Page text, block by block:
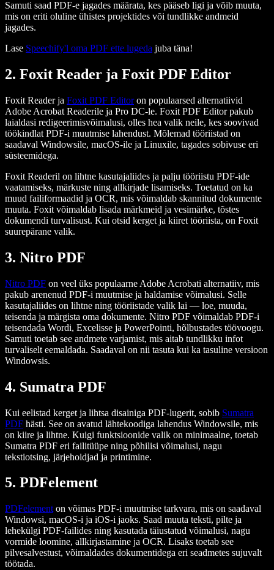
Samuti saad PDF-e jagades määrata, kes pääseb ligi ja võib muuta,
mis on eriti oluline ühistes projektides või tundlikke andmeid
jagades.
Lase Speechify'l oma PDF ette lugeda juba täna!
2. Foxit Reader ja Foxit PDF Editor
Foxit Reader ja Foxit PDF Editoron populaarsed alternatiivid
Adobe Acrobat Readerile ja Pro DC-le. Foxit PDF Editor pakub
laialdasi redigeerimisvõimalusi, olles hea valik neile, kes soovivad
töökindlat PDF-i muutmise lahendust. Mõlemad tööriistad on
saadaval Windowsile, macOS-ile ja Linuxile, tagades sobivuse eri
süsteemidega.
Foxit Readeril on lihtne kasutajaliides ja palju tööriistu PDF-ide
vaatamiseks, märkuste ning allkirjade lisamiseks. Toetatud on ka
muud failiformaadid ja OCR, mis võimaldab skannitud dokumente
muuta. Foxit võimaldab lisada märkmeid ja vesimärke, tõstes
dokumendi turvalisust. Kui otsid kerget ja kiiret tööriista, on Foxit
suurepärane valik.
3. Nitro PDF
Nitro PDF on veel üks populaarne Adobe Acrobati alternatiiv, mis
pakub arenenud PDF-i muutmise ja haldamise võimalusi. Selle
kasutajaliides on lihtne ning tööriistade valik lai — loe, muuda,
teisenda ja märgista oma dokumente. Nitro PDF võimaldab PDF-i
teisendada Wordi, Excelisse ja PowerPointi, hõlbustades töövoogu.
Samuti toetab see andmete varjamist, mis aitab tundlikku infot
turvaliselt eemaldada. Saadaval on nii tasuta kui ka tasuline versioon
Windowsis.
4. Sumatra PDF
Kui eelistad kerget ja lihtsa disainiga PDF-lugerit, sobib Sumatra
PDF hästi. See on avatud lähtekoodiga lahendus Windowsile, mis
on kiire ja lihtne. Kuigi funktsioonide valik on minimaalne, toetab
Sumatra PDF eri failitüüpe ning põhilisi võimalusi, nagu
tekstiotsing, järjehoidjad ja printimine.
5. PDFelement
PDFelement on võimas PDF-i muutmise tarkvara, mis on saadaval
Windowsi, macOS-i ja iOS-i jaoks. Saad muuta teksti, pilte ja
lehekülgi PDF-failides ning kasutada täiustatud võimalusi, nagu
vormide loomine, allkirjastamine ja OCR. Lisaks toetab see
pilvesalvestust, võimaldades dokumentidega eri seadmetes sujuvalt
töötada.